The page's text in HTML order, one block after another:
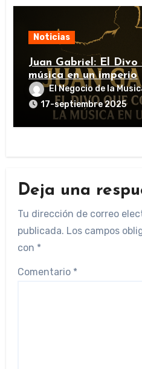
Noticias
Juan Gabriel: El
música en un imperio
El Negocio de la
17-septiembre 2025
Deja una
Tu dirección de correo
publicada. Los campos
con *
Comentario *